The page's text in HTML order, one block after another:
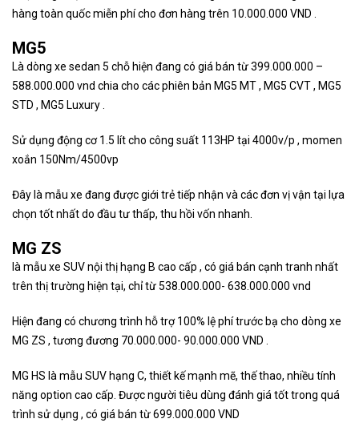
hàng toàn quốc miễn phí cho đơn hàng trên 10.000.000 VND .
MG5
Là dòng xe sedan 5 chỗ hiện đang có giá bán từ 399.000.000 –
588.000.000 vnd chia cho các phiên bản MG5 MT , MG5 CVT , MG5
STD , MG5 Luxury .
Sử dụng động cơ 1.5 lít cho công suất 113HP tại 4000v/p , momen
xoắn 150Nm/4500vp
Đây là mẫu xe đang được giới trẻ tiếp nhận và các đơn vị vận tại lựa
chọn tốt nhất do đầu tư thấp, thu hồi vốn nhanh.
MG ZS
là mẫu xe SUV nội thị hạng B cao cấp , có giá bán cạnh tranh nhất
trên thị trường hiện tại, chỉ từ 538.000.000- 638.000.000 vnd
Hiện đang có chương trình hỗ trợ 100% lệ phí trước bạ cho dòng xe
MG ZS , tương đương 70.000.000- 90.000.000 VND .
MG HS là mẫu SUV hạng C, thiết kế mạnh mẽ, thế thao, nhiều tính
năng option cao cấp. Được người tiêu dùng đánh giá tốt trong quá
trình sử dụng , có giá bán từ 699.000.000 VND